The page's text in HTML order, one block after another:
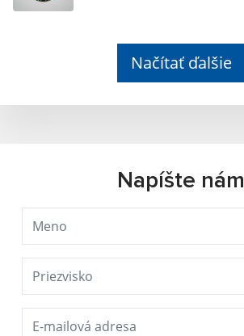
Načítať ďalšie
Napíšte nám